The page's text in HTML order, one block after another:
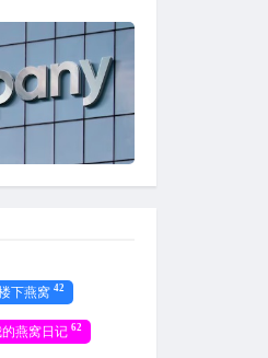
下燕窝 42
燕窝日记 62